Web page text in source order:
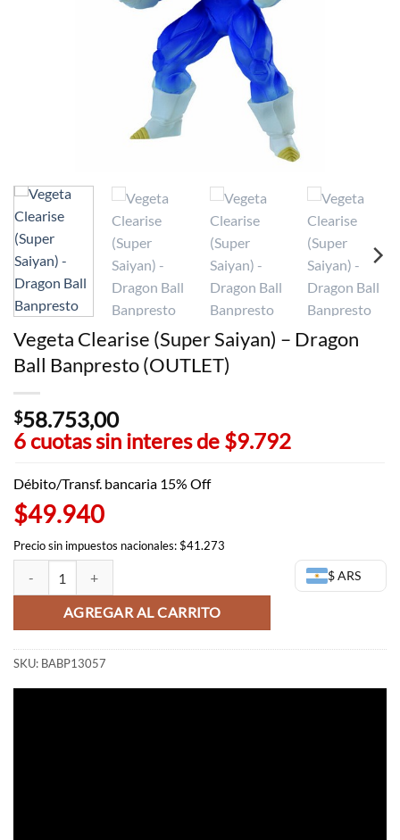
Vegeta Clearise (Super Saiyan) – Dragon
Ball Banpresto (OUTLET)
$58.753,00
6 cuotas sin interes de $9.792
Débito/Transf. bancaria 15% Off
$49.940
Precio sin impuestos nacionales: $41.273
$ ARS
Vegeta Clearise (Super Saiyan) - Dragon Ball Banpresto (OUTLET)
AGREGAR AL CARRITO
SKU: BABP13057